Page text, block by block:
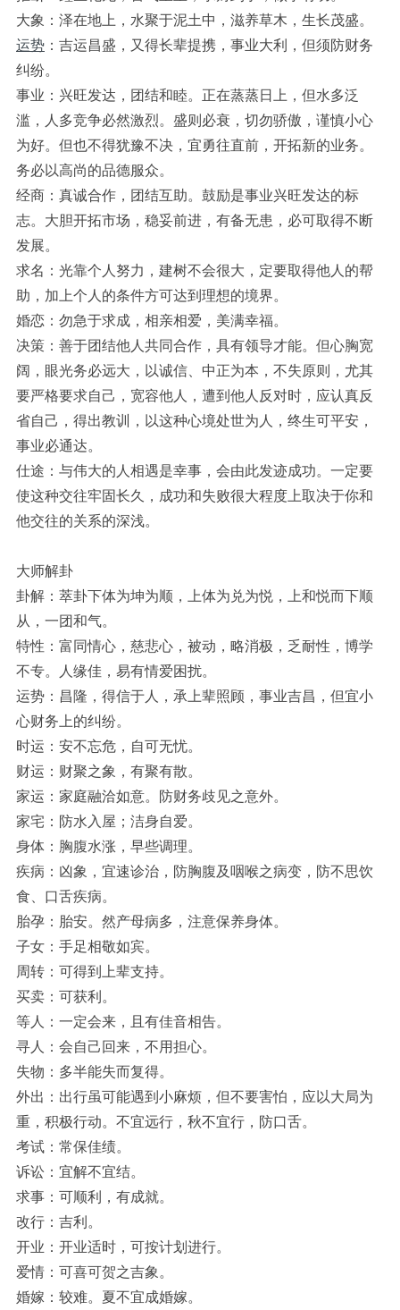
大象：泽在地上，水聚于泥土中，滋养草木，生长茂盛。
运势 ：吉运昌盛，又得长辈提携，事业大利，但须防财务
纠纷。
事业：兴旺发达，团结和睦。正在蒸蒸日上，但水多泛
滥，人多竞争必然激烈。盛则必衰，切勿骄傲，谨慎小心
为好。但也不得犹豫不决，宜勇往直前，开拓新的业务。
务必以高尚的品德服众。
经商：真诚合作，团结互助。鼓励是事业兴旺发达的标
志。大胆开拓市场，稳妥前进，有备无患，必可取得不断
发展。
求名：光靠个人努力，建树不会很大，定要取得他人的帮
助，加上个人的条件方可达到理想的境界。
婚恋：勿急于求成，相亲相爱，美满幸福。
决策：善于团结他人共同合作，具有领导才能。但心胸宽
阔，眼光务必远大，以诚信、中正为本，不失原则，尤其
要严格要求自己，宽容他人，遭到他人反对时，应认真反
省自己，得出教训，以这种心境处世为人，终生可平安，
事业必通达。
仕途：与伟大的人相遇是幸事，会由此发迹成功。一定要
使这种交往牢固长久，成功和失败很大程度上取决于你和
他交往的关系的深浅。
大师解卦
卦解：萃卦下体为坤为顺，上体为兑为悦，上和悦而下顺
从，一团和气。
特性：富同情心，慈悲心，被动，略消极，乏耐性，博学
不专。人缘佳，易有情爱困扰。
运势：昌隆，得信于人，承上辈照顾，事业吉昌，但宜小
心财务上的纠纷。
时运：安不忘危，自可无忧。
财运：财聚之象，有聚有散。
家运：家庭融洽如意。防财务歧见之意外。
家宅：防水入屋；洁身自爱。
身体：胸腹水涨，早些调理。
疾病：凶象，宜速诊治，防胸腹及咽喉之病变，防不思饮
食、口舌疾病。
胎孕：胎安。然产母病多，注意保养身体。
子女：手足相敬如宾。
周转：可得到上辈支持。
买卖：可获利。
等人：一定会来，且有佳音相告。
寻人：会自己回来，不用担心。
失物：多半能失而复得。
外出：出行虽可能遇到小麻烦，但不要害怕，应以大局为
重，积极行动。不宜远行，秋不宜行，防口舌。
考试：常保佳绩。
诉讼：宜解不宜结。
求事：可顺利，有成就。
改行：吉利。
开业：开业适时，可按计划进行。
爱情：可喜可贺之吉象。
婚嫁：较难。夏不宜成婚嫁。